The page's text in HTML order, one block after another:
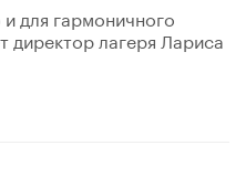
для гармоничного
директор лагеря Лариса